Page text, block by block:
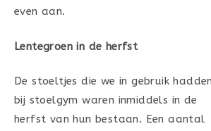
even aan.
Lentegroen in de herfst
De stoeltjes die we in gebruik hadden
bij stoelgym waren inmiddels in de
herfst van hun bestaan. Een aantal